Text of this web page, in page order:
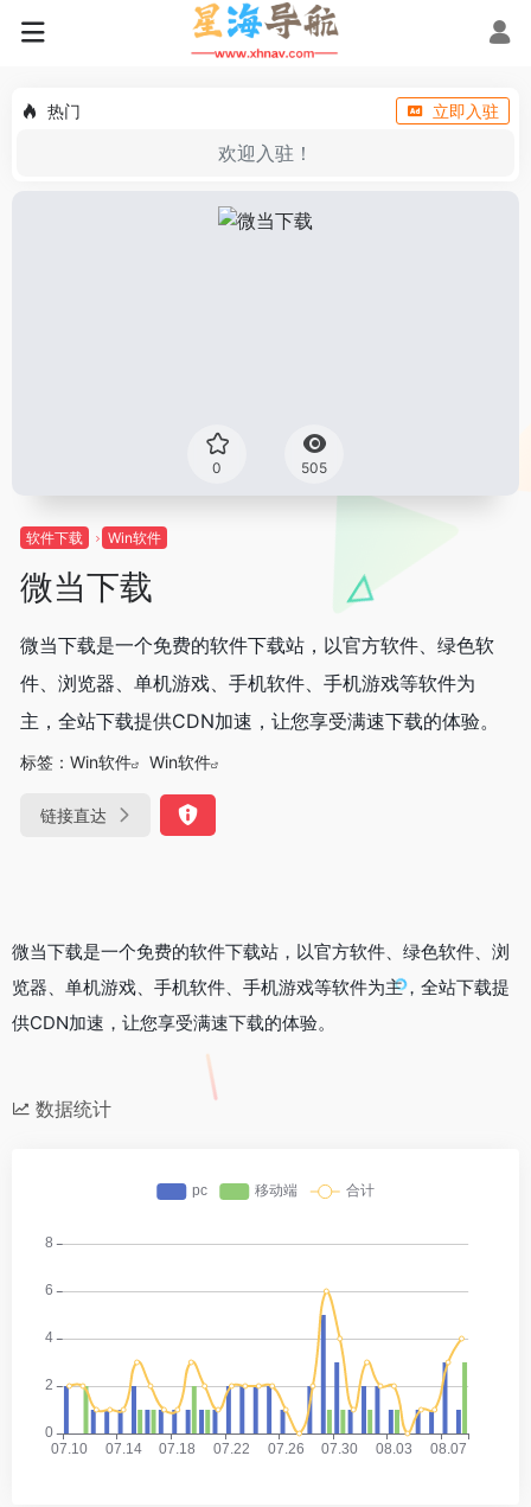
热门 立即入驻
欢迎入驻！
0 505
软件下载 Win软件
微当下载
微当下载是一个免费的软件下载站，以官方软件、绿色软
件、浏览器、单机游戏、手机软件、手机游戏等软件为
主，全站下载提供CDN加速，让您享受满速下载的体验。
标签： Win软件 Win软件
链接直达
微当下载是一个免费的软件下载站，以官方软件、绿色软件、浏
览器、单机游戏、手机软件、手机游戏等软件为主，全站下载提
供CDN加速，让您享受满速下载的体验。
数据统计